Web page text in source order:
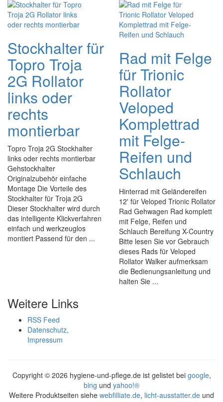
Stockhalter für
Topro Troja
2G Rollator
links oder
rechts
montierbar
Topro Troja 2G Stockhalter
links oder rechts montierbar
Gehstockhalter
Originalzubehör einfache
Montage Die Vorteile des
Stockhalter für Troja 2G
Dieser Stockhalter wird durch
das intelligente Klickverfahren
einfach und werkzeuglos
montiert Passend für den ...
Rad mit Felge
für Trionic
Rollator
Veloped
Komplettrad
mit Felge-
Reifen und
Schlauch
Hinterrad mit Geländereifen
12' für Veloped Trionic Rollator
Rad Gehwagen Rad komplett
mit Felge, Reifen und
Schlauch Bereifung X-Country
Bitte lesen Sie vor Gebrauch
dieses Rads für Veloped
Rollator Walker aufmerksam
die Bedienungsanleitung und
halten Sie ...
Weitere Links
RSS Feed
Datenschutz,
Impressum
Copyright © 2026 hygiene-und-pflege.de ist gelistet bei google,
bing und yahoo!®
Weitere Produktseiten siehe webfilliate.de, licht-ausstatter.de und